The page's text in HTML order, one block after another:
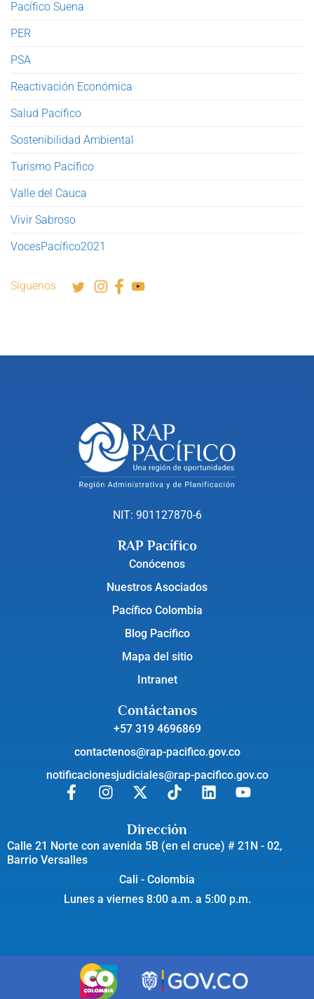
Pacífico Suena
PER
PSA
Reactivación Económica
Salud Pacífico
Sostenibilidad Ambiental
Turismo Pacífico
Valle del Cauca
Vivir Sabroso
VocesPacífico2021
Síguenos
NIT: 901127870-6
RAP Pacífico
Conócenos
Nuestros Asociados
Pacífico Colombia
Blog Pacífico
Mapa del sitio
Intranet
Contáctanos
+57 319 4696869
contactenos@rap-pacifico.gov.co
notificacionesjudiciales@rap-pacifico.gov.co
Dirección
Calle 21 Norte con avenida 5B (en el cruce) # 21N - 02,
Barrio Versalles
Cali - Colombia
Lunes a viernes 8:00 a.m. a 5:00 p.m.